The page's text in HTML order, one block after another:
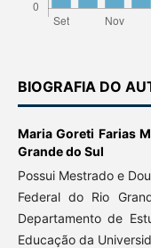
BIOGRAFIA DO
Maria Goreti Farias
Grande do Sul
Possui Mestrado e
Federal do Rio
Departamento de
Educação da